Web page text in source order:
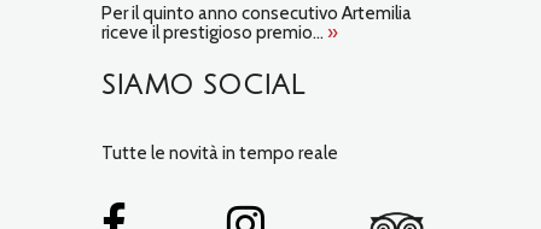
Per il quinto anno consecutivo Artemilia
riceve il prestigioso premio... »
SIAMO SOCIAL
Tutte le novità in tempo reale